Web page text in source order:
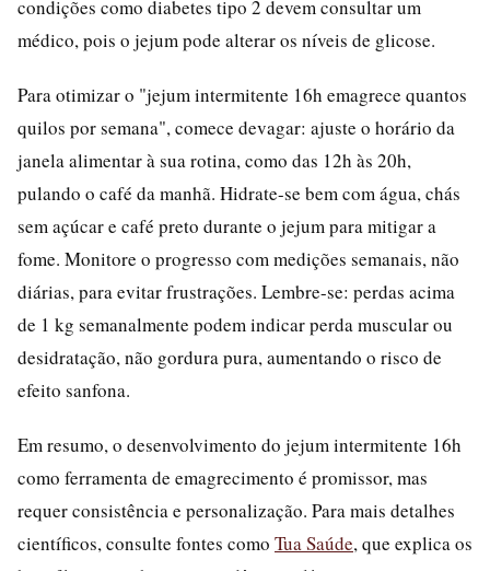
condições como diabetes tipo 2 devem consultar um
médico, pois o jejum pode alterar os níveis de glicose.
Para otimizar o "jejum intermitente 16h emagrece quantos
quilos por semana", comece devagar: ajuste o horário da
janela alimentar à sua rotina, como das 12h às 20h,
pulando o café da manhã. Hidrate-se bem com água, chás
sem açúcar e café preto durante o jejum para mitigar a
fome. Monitore o progresso com medições semanais, não
diárias, para evitar frustrações. Lembre-se: perdas acima
de 1 kg semanalmente podem indicar perda muscular ou
desidratação, não gordura pura, aumentando o risco de
efeito sanfona.
Em resumo, o desenvolvimento do jejum intermitente 16h
como ferramenta de emagrecimento é promissor, mas
requer consistência e personalização. Para mais detalhes
científicos, consulte fontes como Tua Saúde, que explica os